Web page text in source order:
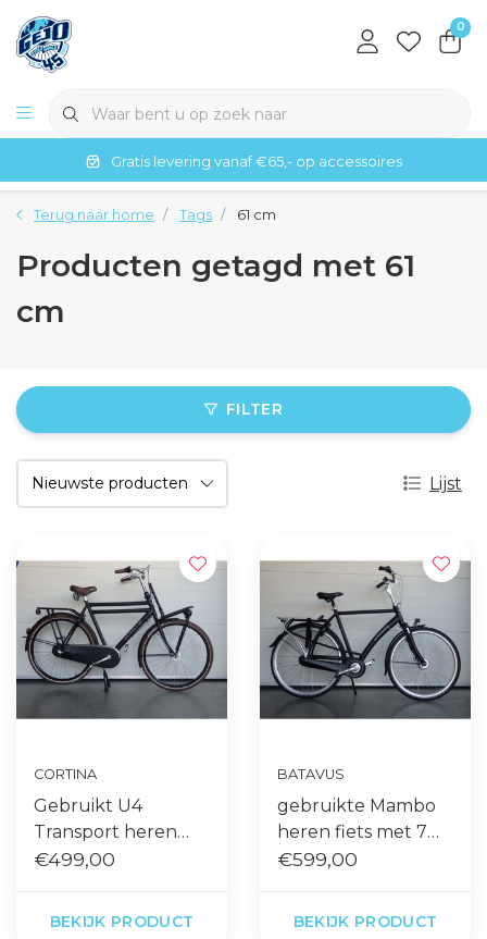
0
Gratis levering vanaf €65,- op accessoires
Terug naar home Tags 61 cm
Producten getagd met 61
cm
FILTER
Lijst
CORTINA
Gebruikt U4
Transport heren
61cm zwart r3
€499,00
BEKIJK PRODUCT
BATAVUS
gebruikte Mambo
heren fiets met 7
versnellingen mat
€599,00
BEKIJK PRODUCT